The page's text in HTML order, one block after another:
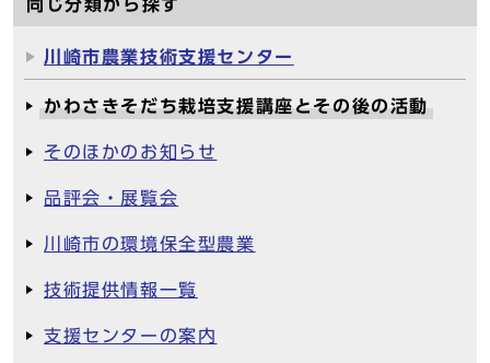
同じ分類から探す
川崎市農業技術支援センター
かわさきそだち栽培支援講座とその後の活動
そのほかのお知らせ
品評会・展覧会
川崎市の環境保全型農業
技術提供情報一覧
支援センターの案内